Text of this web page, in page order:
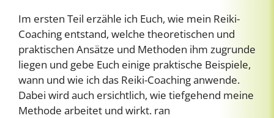
Im ersten Teil erzähle ich Euch, wie mein Reiki-
Coaching entstand, welche theoretischen und
praktischen Ansätze und Methoden ihm zugrunde
liegen und gebe Euch einige praktische Beispiele,
wann und wie ich das Reiki-Coaching anwende.
Dabei wird auch ersichtlich, wie tiefgehend meine
Methode arbeitet und wirkt. ran